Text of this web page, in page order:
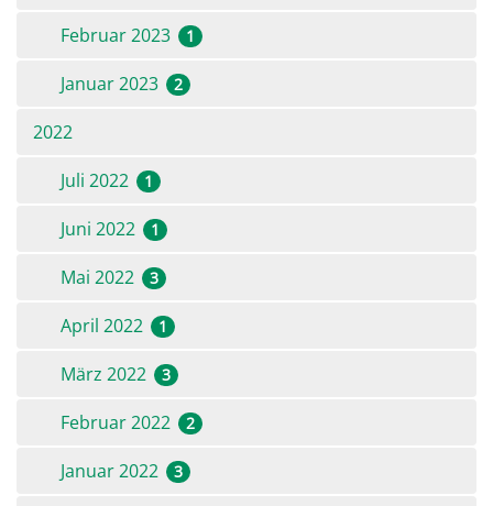
Februar 2023 1
Januar 2023 2
2022
Juli 2022
1
Juni 2022 1
Mai 2022 3
April 2022 1
März 2022 3
Februar 2022 2
Januar 2022 3